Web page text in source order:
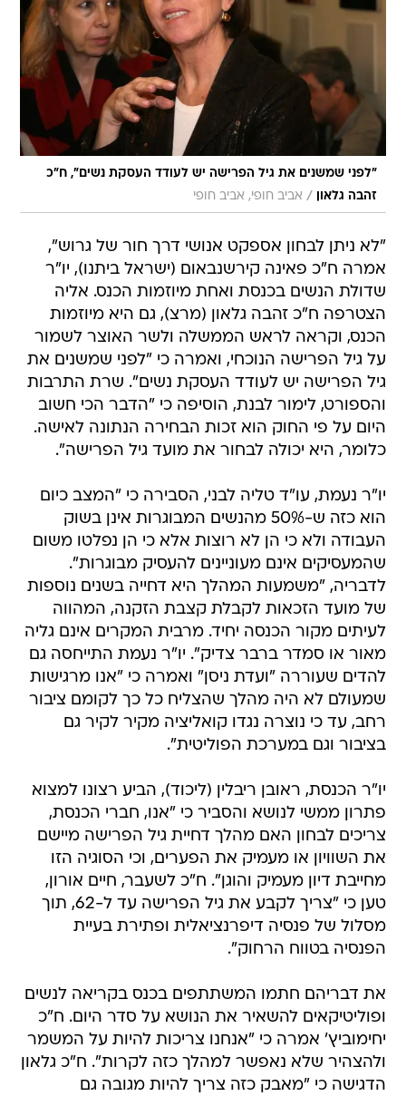
"לפני שמשנים את גיל הפרישה יש לעודד העסקת נשים", ח"כ
זהבה גלאון
/ אביב חופי, אביב חופי
"לא ניתן לבחון אספקט אנושי דרך חור של גרוש",
אמרה ח"כ פאינה קירשנבאום (ישראל ביתנו), יו"ר
שדולת הנשים בכנסת ואחת מיוזמות הכנס. אליה
הצטרפה ח"כ זהבה גלאון (מרצ), גם היא מיוזמות
הכנס, וקראה לראש הממשלה ולשר האוצר לשמור
על גיל הפרישה הנוכחי, ואמרה כי "לפני שמשנים את
גיל הפרישה יש לעודד העסקת נשים". שרת התרבות
והספורט, לימור לבנת, הוסיפה כי "הדבר הכי חשוב
היום על פי החוק הוא זכות הבחירה הנתונה לאישה.
כלומר, היא יכולה לבחור את מועד גיל הפרישה".
יו"ר נעמת, עו"ד טליה לבני, הסבירה כי "המצב כיום
הוא כזה ש-50% מהנשים המבוגרות אינן בשוק
העבודה ולא כי הן לא רוצות אלא כי הן נפלטו משום
שהמעסיקים אינם מעוניינים להעסיק מבוגרות".
לדבריה, "משמעות המהלך היא דחייה בשנים נוספות
של מועד הזכאות לקבלת קצבת הזקנה, המהווה
לעיתים מקור הכנסה יחיד. מרבית המקרים אינם גליה
מאור או סמדר ברבר צדיק". יו"ר נעמת התייחסה גם
להדים שעוררה "ועדת ניסן" ואמרה כי "אנו מרגישות
שמעולם לא היה מהלך שהצליח כל כך לקומם ציבור
רחב, עד כי נוצרה נגדו קואליציה מקיר לקיר גם
בציבור וגם במערכת הפוליטית".
יו"ר הכנסת, ראובן ריבלין (ליכוד), הביע רצונו למצוא
פתרון ממשי לנושא והסביר כי "אנו, חברי הכנסת,
צריכים לבחון האם מהלך דחיית גיל הפרישה מיישם
את השוויון או מעמיק את הפערים, וכי הסוגיה הזו
מחייבת דיון מעמיק והוגן". ח"כ לשעבר, חיים אורון,
טען כי "צריך לקבע את גיל הפרישה עד ל-62, תוך
מסלול של פנסיה דיפרנציאלית ופתירת בעיית
הפנסיה בטווח הרחוק".
את דבריהם חתמו המשתתפים בכנס בקריאה לנשים
ופוליטיקאים להשאיר את הנושא על סדר היום. ח"כ
יחימוביץ' אמרה כי "אנחנו צריכות להיות על המשמר
ולהצהיר שלא נאפשר למהלך כזה לקרות". ח"כ גלאון
הדגישה כי "מאבק כזה צריך להיות מגובה גם